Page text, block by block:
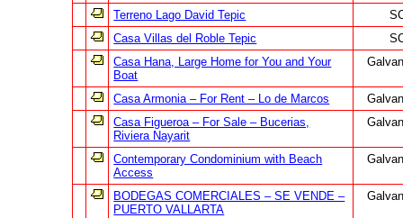
Terreno Lago David Tepic
Casa Villas del Roble Tepic
Casa Hana, Large Home for You and Your
Boat
Casa Armonia – For Rent – Lo de Marcos
Casa Figueroa – For Sale – Bucerias,
Riviera Nayarit
Contemporary Condominium with Beach
Access
BODEGAS COMERCIALES – SE VENDE –
PUERTO VALLARTA